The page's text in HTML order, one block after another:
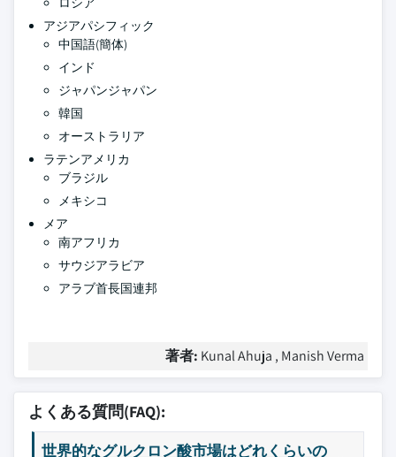
アジアパシフィック
中国語(簡体)
インド
ジャパンジャパン
韓国
オーストラリア
ラテンアメリカ
ブラジル
メキシコ
メア
南アフリカ
サウジアラビア
アラブ首長国連邦
著者: Kunal Ahuja , Manish Verma
よくある質問(FAQ):
世界的なグルクロン酸市場はどれくらいの